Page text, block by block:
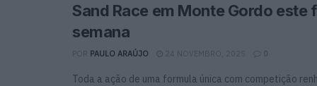
Sand Race em Monte Gordo este
semana
PAULO ARAÚJO 24 NOVEMBRO, 2025 0
Toda a ação de uma formula única com competição